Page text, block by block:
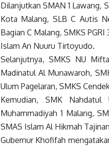
Dilanjutkan SMAN 1 Lawang,
Kota Malang, SLB C Autis
Bagian C Malang, SMKS
Islam An Nuuru Tirtoyudo.
Selanjutnya, SMKS NU
Madinatul Al Munawaroh,
Ulum Pagelaran, SMKS
Kemudian, SMK
Muhammadiyah 1 Malang,
SMAS Islam Al Hikmah
Gubernur Khofifah